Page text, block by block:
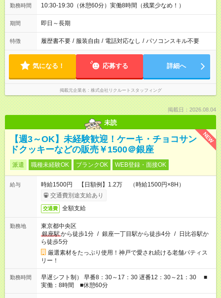
勤務時間 10:30-19:30（休憩60分）実働8時間（残業少なめ！）
期間 即日～長期
特徴 履歴書不要 / 服装自由 / 電話対応なし / パソコンスキル不要
気になる！ 応募する 詳細へ
掲載元企業名 株式会社リクルートスタッフィング
掲載日：2026.08.04
未読
NEW
【週3～OK】未経験歓迎！ケーキ・チョコサン
ドクッキーなどの販売￥1500＠銀座
派遣 職種未経験OK ブランクOK WEB登録・面接OK
給与
時給1500円 【日額例】1.2万 （時給1500円×8H）
交通費別途支給あり
交通費 全額支給
勤務地
東京都中央区
銀座駅から徒歩1分 / 銀座一丁目駅から徒歩4分 / 日比谷駅か
ら徒歩5分
厳選素材をたっぷり使用！神戸で愛され続ける老舗パティス
リー！
勤務時間
早遅シフト制） 早番8：30～17：30 遅番12：30～21：30 ■
実働：8時間 ■休憩60分